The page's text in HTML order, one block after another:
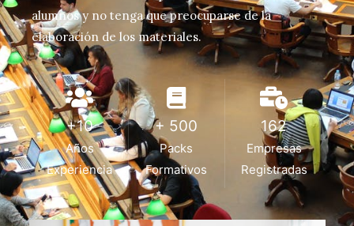
alumnos y no tenga que preocuparse de la
elaboración de los materiales.
+10
Años
Experiencia
+ 500
Packs
Formativos
162
Empresas
Registradas